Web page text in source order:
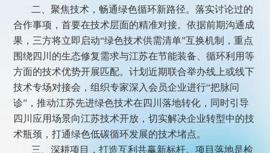
二、聚焦技术，畅通绿色循环新路径。落实讨论过的
合作事项，首要在技术层面的精准对接。依据前期沟通成
果，三方将立即启动“绿色技术供需清单”互换机制，重点
围绕四川的生态修复需求与江苏在节能装备、循环利用等
方面的技术优势开展匹配。计划近期联合举办线上或线下
技术专场对接会，组织专家深入会员企业进行“把脉问
诊”，推动江苏先进绿色技术在四川落地转化，同时引导
四川应用场景向江苏技术开放，切实解决企业转型中的技
术瓶颈，打通绿色低碳循环发展的技术堵点。
三、深耕项目，打造互利共赢新标杆。项目落地是检